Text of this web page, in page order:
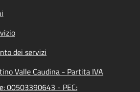
dei servizi
Valle Caudina - Partita IVA
00503390643 - PEC: